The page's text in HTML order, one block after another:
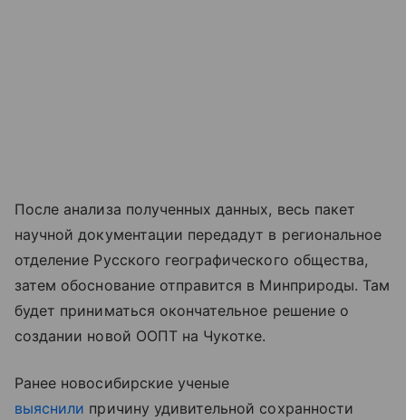
После анализа полученных данных, весь пакет
научной документации передадут в региональное
отделение Русского географического общества,
затем обоснование отправится в Минприроды. Там
будет приниматься окончательное решение о
создании новой ООПТ на Чукотке.
Ранее новосибирские ученые
выяснили причину удивительной сохранности